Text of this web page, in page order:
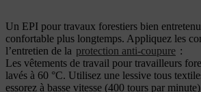
Un EPI pour travaux forestiers bien
confortable plus longtemps. Appliquez les
l’entretien de la protection anti-coupure :
Les vêtements de travail pour travailleurs
lavés à 60 °C. Utilisez une lessive tous
essorez à basse vitesse (400 tours par